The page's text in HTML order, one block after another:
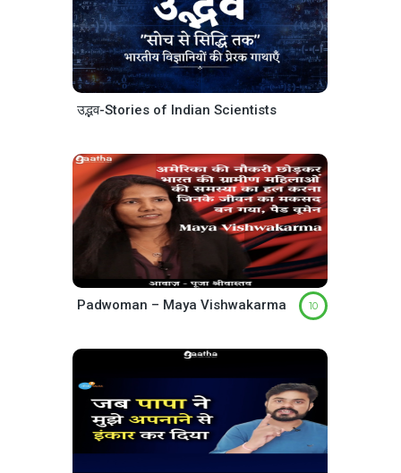
उद्भव-Stories of Indian Scientists
Padwoman – Maya Vishwakarma 10